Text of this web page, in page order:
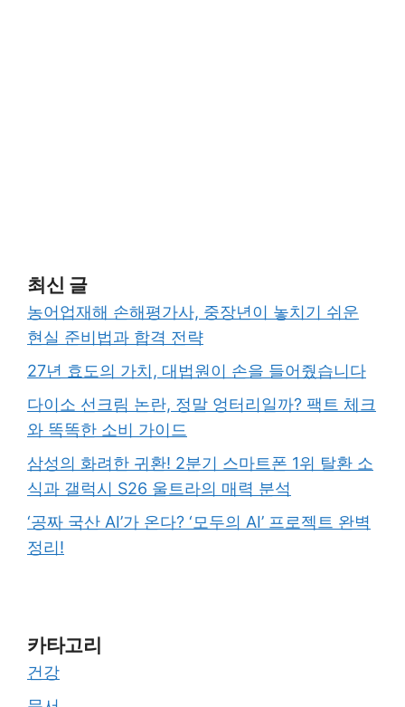
최신 글
농어업재해 손해평가사, 중장년이 놓치기 쉬운
현실 준비법과 합격 전략
27년 효도의 가치, 대법원이 손을 들어줬습니다
다이소 선크림 논란, 정말 엉터리일까? 팩트 체크
와 똑똑한 소비 가이드
삼성의 화려한 귀환! 2분기 스마트폰 1위 탈환 소
식과 갤럭시 S26 울트라의 매력 분석
‘공짜 국산 AI’가 온다? ‘모두의 AI’ 프로젝트 완벽
정리!
카타고리
건강